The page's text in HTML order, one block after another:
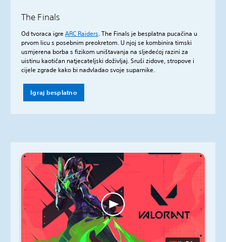
The Finals
Od tvoraca igreARC Raiders. The Finals je besplatna pucačina u
prvom licu s posebnim preokretom. U njoj se kombinira timski
usmjerena borba s fizikom uništavanja na sljedećoj razini za
uistinu kaotičan natjecateljski doživljaj. Sruši zidove, stropove i
cijele zgrade kako bi nadvladao svoje suparnike.
Igraj besplatno